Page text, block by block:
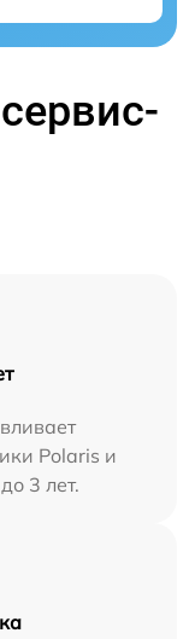
Polaris и
3 лет.